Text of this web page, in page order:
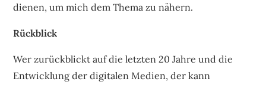
dienen, um mich dem Thema zu nähern.
Rückblick
Wer zurückblickt auf die letzten 20 Jahre und die
Entwicklung der digitalen Medien, der kann